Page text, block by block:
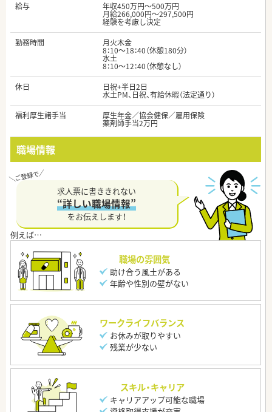
給与
年収450万円～500万円
月給266,000円～297,500円
経験を考慮し決定
勤務時間
月火木金
8：10～18：40（休憩180分）
水土
8：10～12：40（休憩なし）
休日
日祝+半日2日
水土PM、日祝、有給休暇（法定通り）
福利厚生諸手当
厚生年金／協会健保／雇用保険
薬剤師手当2万円
職場情報
求人票に書ききれない
“詳しい職場情報”
をお伝えします！
職場の雰囲気
助け合う風土がある
年齢や性別の壁がない
ワークライフバランス
お休みが取りやすい
残業が少ない
スキル・キャリア
キャリアアップ可能な職場